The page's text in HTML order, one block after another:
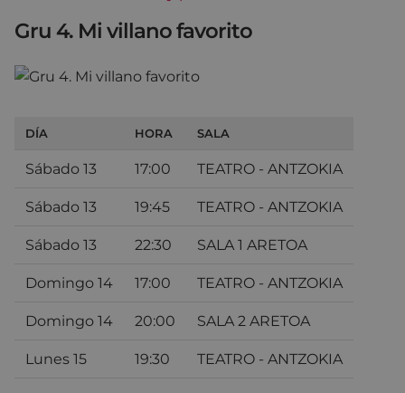
Gru 4. Mi villano favorito
DÍA HORA SALA
Sábado 13 17:00 TEATRO - ANTZOKIA
Sábado 13 19:45 TEATRO - ANTZOKIA
Sábado 13 22:30 SALA 1 ARETOA
Domingo 14 17:00 TEATRO - ANTZOKIA
Domingo 14 20:00 SALA 2 ARETOA
Lunes 15 19:30 TEATRO - ANTZOKIA